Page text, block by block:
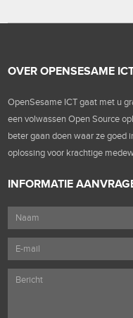
OVER OPENSESAME
OpenSesame ICT gaat met u
een volwassen Open Source
beter gaan doen waar ze goed
oplossing voor krachtige
INFORMATIE